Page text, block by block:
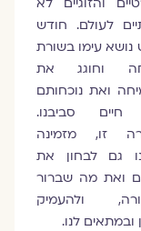
לעולם. חודש
עימו בשורת
וחוגג את
ואת נוכחותם
סביבנו.
זו, מזמינה
גם לבחון את
ואת מה שברור
ולהעמיק
ובמתאים לנו.